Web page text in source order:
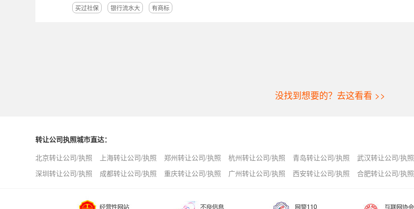
买过社保 银行流水大 有商标
没找到想要的？去这看看 >>
转让公司执照城市直达：
北京转让公司/执照
上海转让公司/执照 郑州转让公司/执照 杭州转让公司/执照 青岛转让公司/执照 武汉转让公司/执照
深圳转让公司/执照
成都转让公司/执照 重庆转让公司/执照 广州转让公司/执照 西安转让公司/执照 合肥转让公司/执照